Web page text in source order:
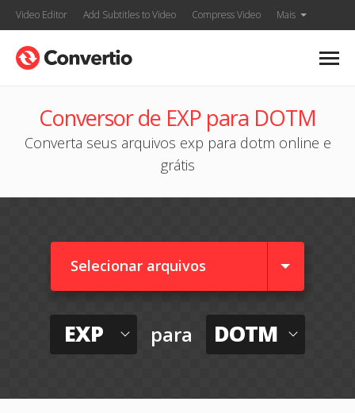
Video Editor Add Subtitles to Video Compress Video Mais
Conversor de EXP para DOTM
Converta seus arquivos exp para dotm online e
grátis
Selecionar arquivos
EXP para DOTM